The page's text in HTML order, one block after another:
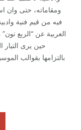
ومقاماته، حتى وان
فيه من قيم فنية
العربية عن “الربع
حين يرى التيار
بالتزامها بقوالب